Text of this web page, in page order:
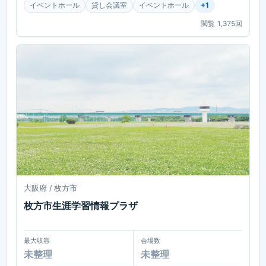
イベントホール 貸し会議室 イベントホール +1
閲覧 1,375回
大阪府 / 枚方市
枚方市生涯学習情報プラザ
最大収容
未整理
会場数
未整理